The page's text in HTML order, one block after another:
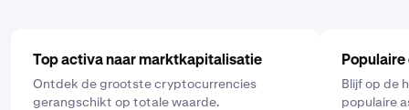
Top activa naar marktkapitalisatie
Ontdek de grootste cryptocurrencies
gerangschikt op totale waarde.
Blijf op de
populaire